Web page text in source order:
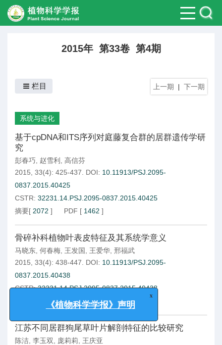
2015年 第33卷 第4期
上一期 | 下一期
栏目
系统与进化
基于cpDNA和ITS序列对庭藤复合群的居群遗传学研
究
彭春巧 赵雪利
高信芬
2015, 33(4): 425-437.
DOI: 10.11913/PSJ.2095-
0837.2015.40425
CSTR: 32231.14.PSJ.2095-0837.2015.40425
摘要[ 2072 ] PDF [ 1462 ]
骨碎补科植物叶表皮特征及其系统学意义
马晓东 何春梅 王发国 王爱华 邢福武
2015, 33(4): 438-447.
DOI: 10.11913/PSJ.2095-
0837.2015.40438
CSTR:32231.14.PSJ.2095-0837.2015.40438
] PDF[1168]
江苏不同居群狗尾草叶片解剖特征的比较研究
陈洁 李玉双 庞莉莉
王庆亚
x